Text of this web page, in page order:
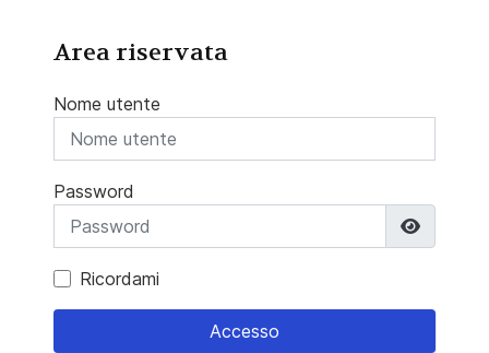
Area riservata
Nome utente
Password
Ricordami
Accesso